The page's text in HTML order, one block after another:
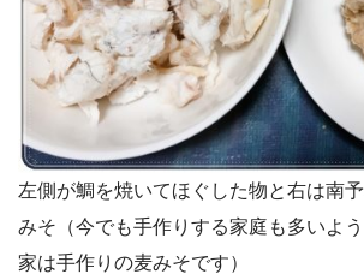
左側が鯛を焼いてほぐした物と右は南
みそ（今でも手作りする家庭も多いよ
家は手作りの麦みそです）